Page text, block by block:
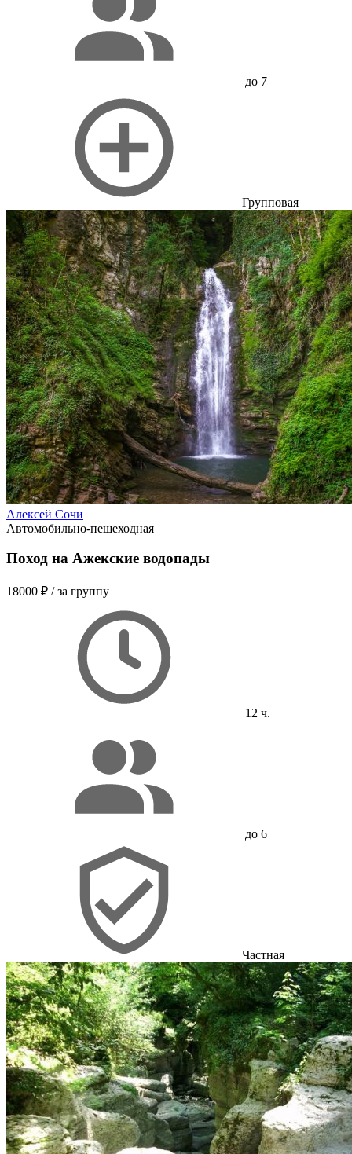
до 7
Групповая
Алексей Сочи
Автомобильно-пешеходная
Поход на Ажекские водопады
18000 ₽ / за группу
12 ч.
до 6
Частная